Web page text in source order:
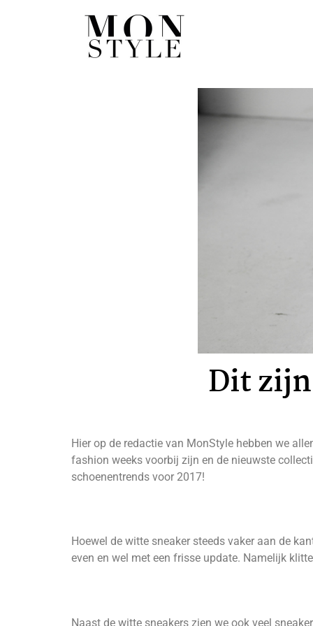
Dit
Hier op de redactie van MonStyle hebben we
fashion weeks voorbij zijn en de nieuwste
schoenentrends voor 2017!
Hoewel de witte sneaker steeds vaker aan de
even en wel met een frisse update. Namelijk
Naast de witte sneakers zien we ook veel